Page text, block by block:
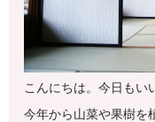
こんにちは。今日もい
今年から山菜や果樹を